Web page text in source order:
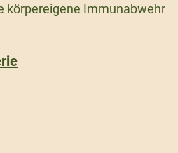
körpereigene Immunabwehr